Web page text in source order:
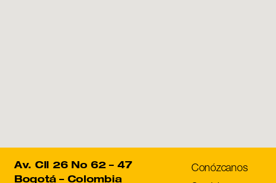
Av. Cll 26 No 62 – 47
Bogotá – Colombia
Conózcanos